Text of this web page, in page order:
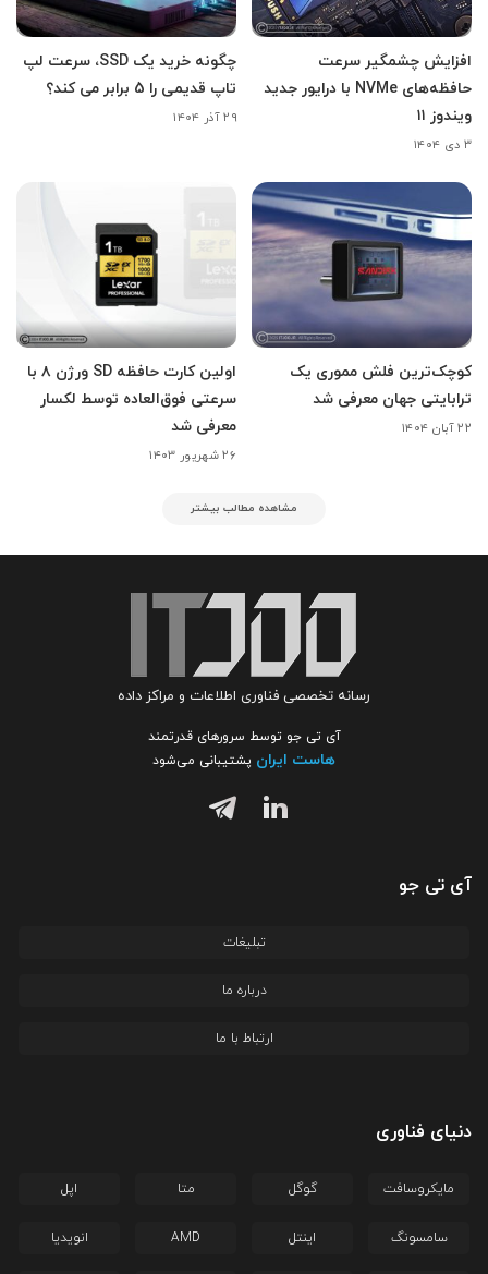
افزایش چشمگیر سرعت
حافظه‌های NVMe با درایور جدید
ویندوز ۱۱
۳ دی ۱۴۰۴
چگونه خرید یک SSD، سرعت لپ
تاپ قدیمی را 5 برابر می کند؟
۲۹ آذر ۱۴۰۴
کوچک‌ترین فلش مموری یک
ترابایتی جهان معرفی شد
۲۲ آبان ۱۴۰۴
اولین کارت حافظه SD ورژن ۸ با
سرعتی فوق‌العاده توسط لکسار
معرفی شد
۲۶ شهریور ۱۴۰۳
مشاهده مطالب بیشتر
رسانه تخصصی فناوری اطلاعات و مراکز داده
آی تی جو توسط سرورهای قدرتمند
هاست ایران پشتیبانی می‌شود
آی تی جو
تبلیغات
درباره ما
ارتباط با ما
دنیای فناوری
مایکروسافت گوگل متا اپل
سامسونگ اینتل AMD انویدیا